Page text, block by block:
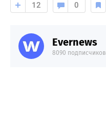
12 0
Evernews
8090 подписчиков